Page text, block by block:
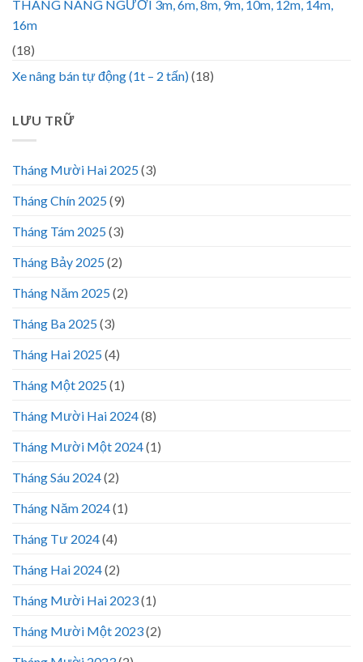
THANG NÂNG NGƯỜI 3m, 6m, 8m, 9m, 10m, 12m, 14m,
16m
(18)
Xe nâng bán tự động (1t – 2 tấn)(18)
LƯU TRỮ
Tháng Mười Hai 2025(3)
Tháng Chín 2025(9)
Tháng Tám 2025(3)
Tháng Bảy 2025(2)
Tháng Năm 2025(2)
Tháng Ba 2025(3)
Tháng Hai 2025(4)
Tháng Một 2025(1)
Tháng Mười Hai 2024(8)
Tháng Mười Một 2024(1)
Tháng Sáu 2024(2)
Tháng Năm 2024(1)
Tháng Tư 2024(4)
Tháng Hai 2024(2)
Tháng Mười Hai 2023(1)
Tháng Mười Một 2023(2)